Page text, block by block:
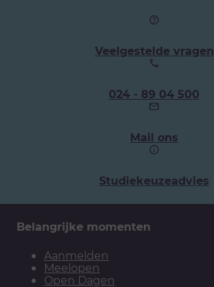
Veelgestelde vragen
Ons
telefoonnummer:
024 - 89 04 500
Mail ons
Studiekeuzeadvies
Belangrijke momenten
Aanmelden
Meelopen
Open Dagen